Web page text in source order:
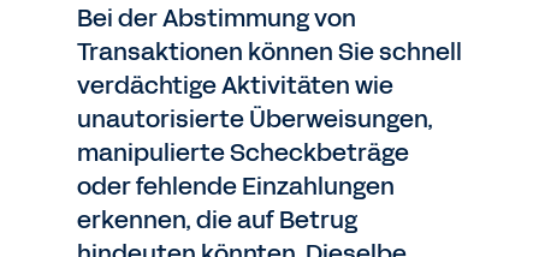
Bei der Abstimmung von
Transaktionen können Sie schnell
verdächtige Aktivitäten wie
unautorisierte Überweisungen,
manipulierte Scheckbeträge
oder fehlende Einzahlungen
erkennen, die auf Betrug